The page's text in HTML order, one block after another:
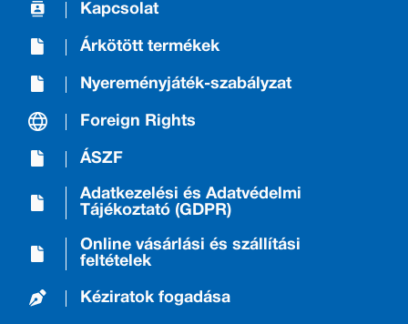
Kapcsolat
Árkötött termékek
Nyereményjáték-szabályzat
Foreign Rights
ÁSZF
Adatkezelési és Adatvédelmi
Tájékoztató (GDPR)
Online vásárlási és szállítási
feltételek
Kéziratok fogadása